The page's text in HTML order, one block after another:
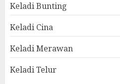
Keladi Bunting
Keladi Cina
Keladi Merawan
Keladi Telur